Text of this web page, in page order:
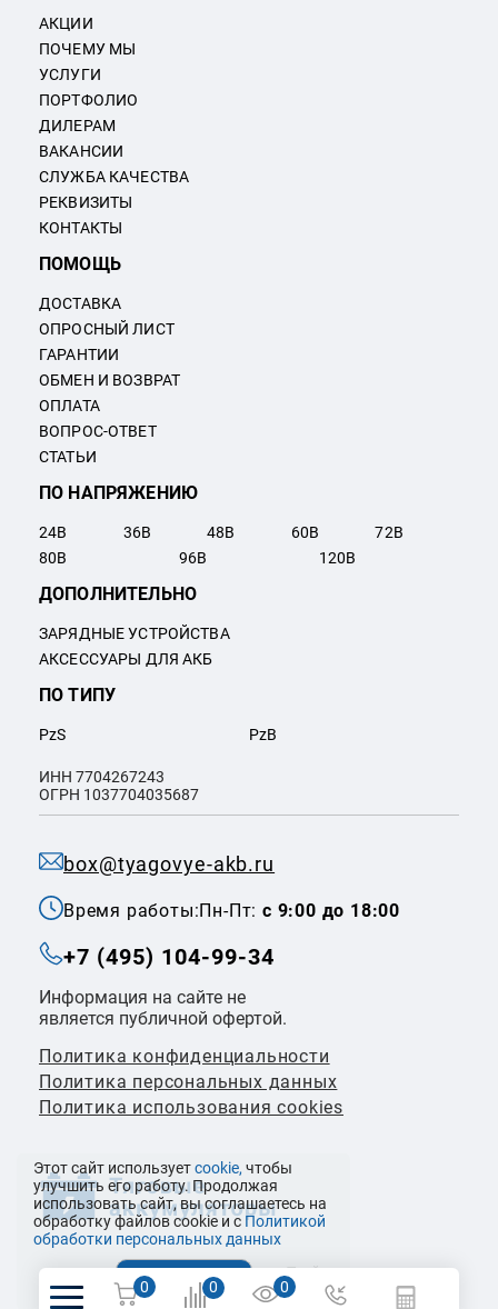
box@tyagovye-akb.ru
Время работы:Пн-Пт:с 9:00 до 18:00
+7 (495) 104-99-34
Информация на сайте не
является публичной офертой.
Политика конфиденциальности
Политикa персональных данных
Политика использования cookies
АКЦИИ
ПОЧЕМУ МЫ
УСЛУГИ
ПОРТФОЛИО
ДИЛЕРАМ
ВАКАНСИИ
СЛУЖБА КАЧЕСТВА
РЕКВИЗИТЫ
КОНТАКТЫ
ПОМОЩЬ
ДОСТАВКА
ОПРОСНЫЙ ЛИСТ
ГАРАНТИИ
ОБМЕН И ВОЗВРАТ
ОПЛАТА
ВОПРОС-ОТВЕТ
СТАТЬИ
ПО НАПРЯЖЕНИЮ
24В 36В 48В 60В 72В
80В 96В 120В
ПО ТИПУ
PzS PzB
ДОПОЛНИТЕЛЬНО
ЗАРЯДНЫЕ УСТРОЙСТВА
АКСЕССУАРЫ ДЛЯ АКБ
ИНН 7704267243
ОГРН 1037704035687
© 2026 ООО «Налко Трейдинг»
0 0 0
Этот сайт используетcookie, чтобы
улучшить его работу. Продолжая
использовать сайт, вы соглашаетесь на
обработку файлов cookie и с Политикой
обработки персональных данных